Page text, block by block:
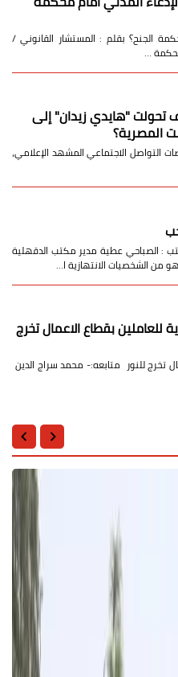
الجنح؟ بقلم : المستشار القانوني /
…
تحولت "هايدي زيدان" إلى
المصرية؟
الاجتماعي المشهد الإعلامي،
الصباحي عطية مدير مكتب الدقهلية
الشخصيات الانتهازية ا…
للعاملين بقطاع الاعمال تخرج
تخرج للنور متابعه:- محمد سراج الدين